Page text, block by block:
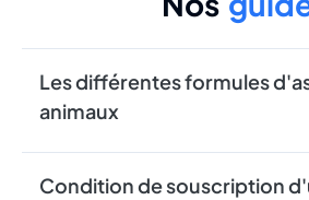
Les différentes formules
animaux
Condition de souscription